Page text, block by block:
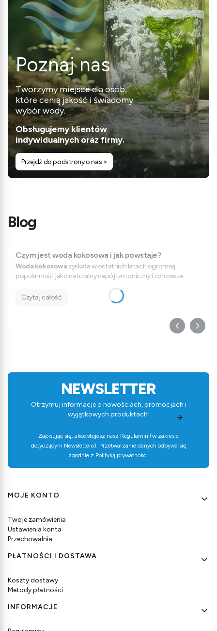
Poznaj nas
Tworzymy miejsce dla osób,
które cenią jakość i świadomy
wybór wody.
Obsługujemy klientów
indywidualnych oraz firmy.
Przejdź do podstrony o nas >
Blog
Czym jest woda kokosowa i jak powstaje?
Woda kokosowazyskała w ostatnich latach ogromną
popularność jako naturalny napój izotoniczny i zdrowsza
się jednak pytanie:
czym dokładnie jest woda kokosowa, jak
powstaje oraz która jest najlepsza?
Czytaj całość
NEWSLETTER
Otrzymuj informacje o nowościach, promocjach i
wyjątkowych produktach!
Zapisując się, akceptujesz nasz Regulamin (w zakresie
dotyczącym Newslettera). Przetwarzanie danych odbywa się
zgodnie z Polityką prywatności
Linki w stopce
MOJE KONTO
Twoje zamówienia
Ustawienia konta
Przechowalnia
PŁATNOŚCI I DOSTAWA
Koszty dostawy
Metody płatności
INFORMACJE